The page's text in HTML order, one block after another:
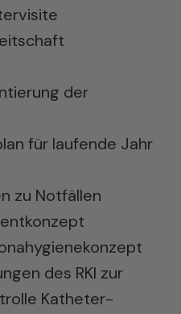
der
für laufende Jahr
zu Notfällen
des RKI zur
Katheter-